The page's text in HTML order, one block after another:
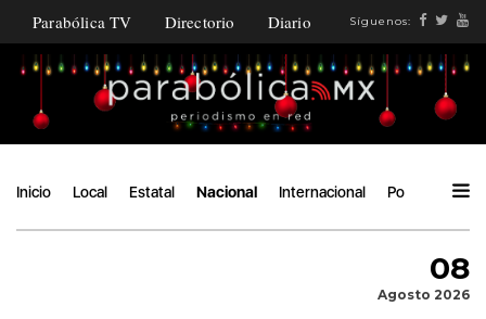
Parabólica TV Directorio Diario Síguenos:
Inicio Local Estatal Nacional Internacional Política
08
Agosto 2026